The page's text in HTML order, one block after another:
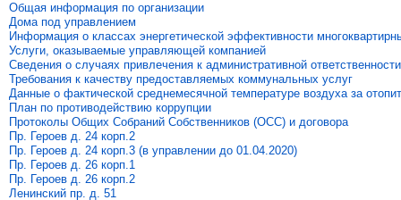
Общая информация по организации
Дома под управлением
Информация о классах энергетической эффективности
Услуги, оказываемые управляющей компанией
Сведения о случаях привлечения к административной ответственности
Требования к качеству предоставляемых коммунальных услуг
Данные о фактической среднемесячной температуре воздуха за
План по противодействию коррупции
Протоколы Общих Собраний Собственников (ОСС) и договора
Пр. Героев д. 24 корп.2
Пр. Героев д. 24 корп.3 (в управлении до 01.04.2020)
Пр. Героев д. 26 корп.1
Пр. Героев д. 26 корп.2
Ленинский пр. д. 51